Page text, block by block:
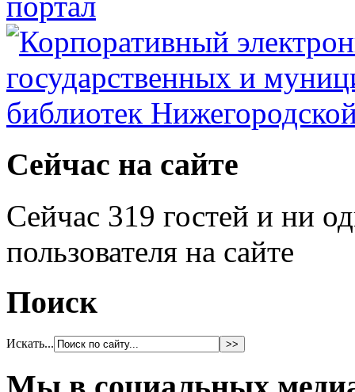
Сейчас на сайте
Сейчас 319 гостей и ни
пользователя на сайте
Поиск
Искать...